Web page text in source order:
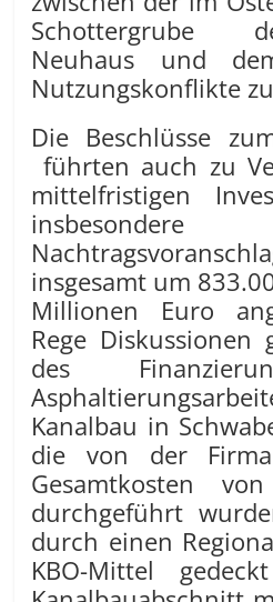
Schottergrube
Neuhaus und
Nutzungskonflikte
Die Beschlüsse
führten auch zu
mittelfristigen
insgesamt um
Millionen Euro
Rege Diskussionen
des
Kanalbau in
die von der
Gesamtkosten
durchgeführt
durch einen
KBO-Mittel